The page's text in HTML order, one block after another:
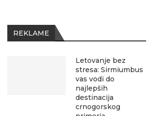
REKLAME
Letovanje bez
stresa: Sirmiumbus
vas vodi do
najlepših
destinacija
crnogorskog